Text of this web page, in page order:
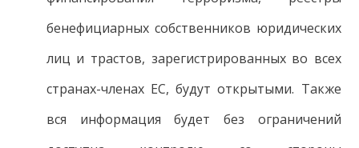
бенефициарных собственников юридических
лиц и трастов, зарегистрированных во всех
странах-членах ЕС, будут открытыми. Также
вся информация будет без ограничений